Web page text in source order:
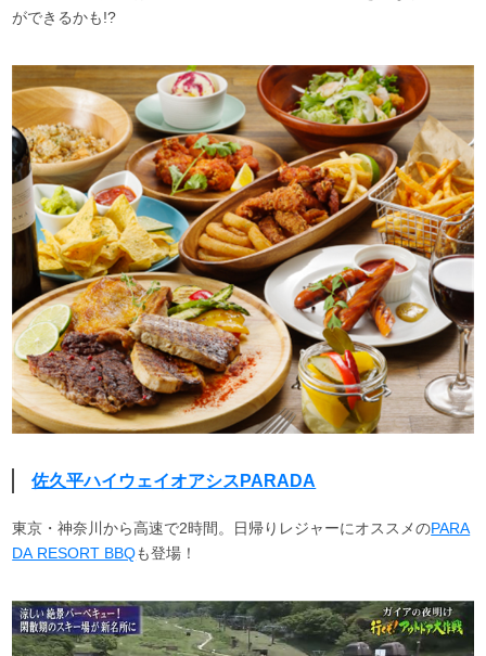
ができるかも!?
佐久平ハイウェイオアシスPARADA
東京・神奈川から高速で2時間。日帰りレジャーにオススメのPARA
DA RESORT BBQも登場！